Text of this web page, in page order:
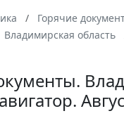
Горячие
Владимирская область